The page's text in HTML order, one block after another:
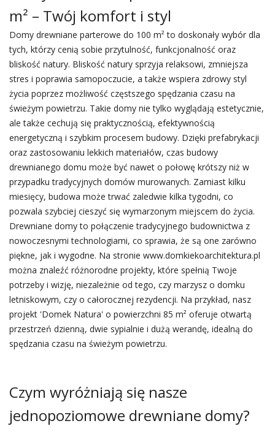
m² – Twój komfort i styl
Domy drewniane parterowe do 100 m² to doskonały wybór dla
tych, którzy cenią sobie przytulność, funkcjonalność oraz
bliskość natury. Bliskość natury sprzyja relaksowi, zmniejsza
stres i poprawia samopoczucie, a także wspiera zdrowy styl
życia poprzez możliwość częstszego spędzania czasu na
świeżym powietrzu. Takie domy nie tylko wyglądają estetycznie,
ale także cechują się praktycznością, efektywnością
energetyczną i szybkim procesem budowy. Dzięki prefabrykacji
oraz zastosowaniu lekkich materiałów, czas budowy
drewnianego domu może być nawet o połowę krótszy niż w
przypadku tradycyjnych domów murowanych. Zamiast kilku
miesięcy, budowa może trwać zaledwie kilka tygodni, co
pozwala szybciej cieszyć się wymarzonym miejscem do życia.
Drewniane domy to połączenie tradycyjnego budownictwa z
nowoczesnymi technologiami, co sprawia, że są one zarówno
piękne, jak i wygodne. Na stronie www.domkiekoarchitektura.pl
można znaleźć różnorodne projekty, które spełnią Twoje
potrzeby i wizję, niezależnie od tego, czy marzysz o domku
letniskowym, czy o całorocznej rezydencji. Na przykład, nasz
projekt 'Domek Natura' o powierzchni 85 m² oferuje otwartą
przestrzeń dzienną, dwie sypialnie i dużą werandę, idealną do
spędzania czasu na świeżym powietrzu.
Czym wyróżniają się nasze
jednopoziomowe drewniane domy?